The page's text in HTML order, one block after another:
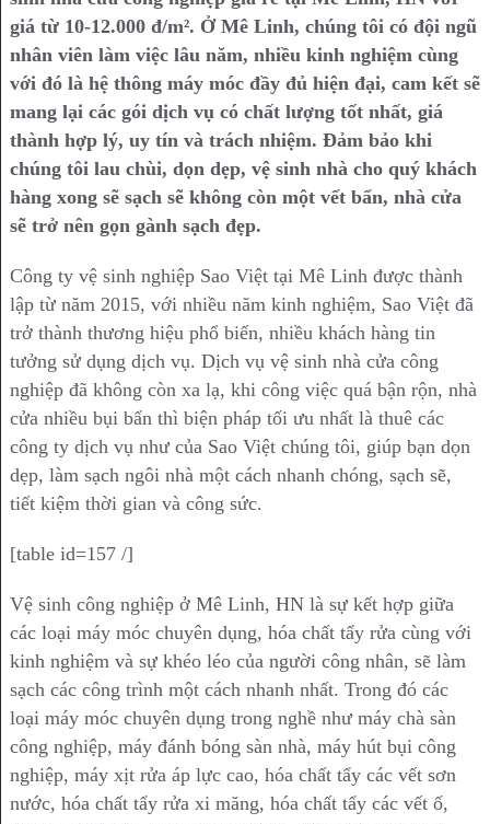
giá từ 10-12.000 đ/m². Ở Mê Linh, chúng tôi có đội ngũ
nhân viên làm việc lâu năm, nhiều kinh nghiệm cùng
với đó là hệ thông máy móc đầy đủ hiện đại, cam kết sẽ
mang lại các gói dịch vụ có chất lượng tốt nhất, giá
thành hợp lý, uy tín và trách nhiệm. Đảm bảo khi
chúng tôi lau chùi, dọn dẹp, vệ sinh nhà cho quý khách
hàng xong sẽ sạch sẽ không còn một vết bẩn, nhà cửa
sẽ trở nên gọn gành sạch đẹp.
Công ty vệ sinh nghiệp Sao Việt tại Mê Linh được thành
lập từ năm 2015, với nhiều năm kinh nghiệm, Sao Việt đã
trở thành thương hiệu phổ biến, nhiều khách hàng tin
tưởng sử dụng dịch vụ. Dịch vụ vệ sinh nhà cửa công
nghiệp đã không còn xa lạ, khi công việc quá bận rộn, nhà
cửa nhiều bụi bẩn thì biện pháp tối ưu nhất là thuê các
công ty dịch vụ như của Sao Việt chúng tôi, giúp bạn dọn
dẹp, làm sạch ngôi nhà một cách nhanh chóng, sạch sẽ,
tiết kiệm thời gian và công sức.
[table id=157 /]
Vệ sinh công nghiệp ở Mê Linh, HN là sự kết hợp giữa
các loại máy móc chuyên dụng, hóa chất tẩy rửa cùng với
kinh nghiệm và sự khéo léo của người công nhân, sẽ làm
sạch các công trình một cách nhanh nhất. Trong đó các
loại máy móc chuyên dụng trong nghề như máy chà sàn
công nghiệp, máy đánh bóng sàn nhà, máy hút bụi công
nghiệp, máy xịt rửa áp lực cao, hóa chất tẩy các vết sơn
nước, hóa chất tẩy rửa xi măng, hóa chất tẩy các vết ố,